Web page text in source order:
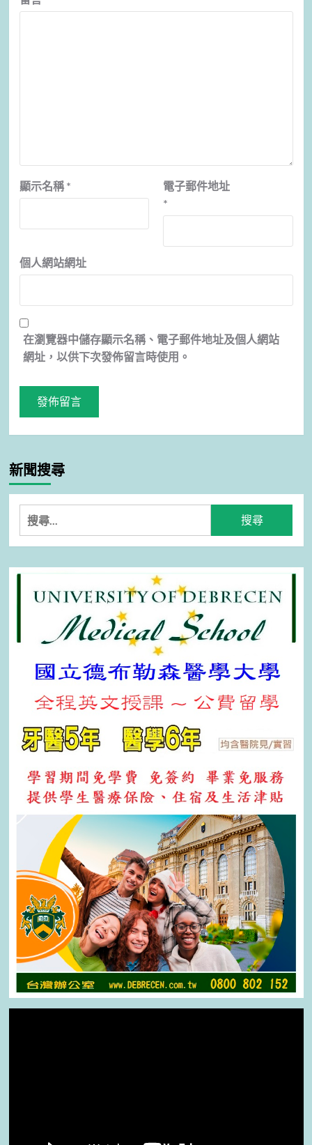
顯示名稱 *
電子郵件地址
*
個人網站網址
在瀏覽器中儲存顯示名稱、電子郵件地址及個人網站
網址，以供下次發佈留言時使用。
新聞搜尋
搜
尋
關
鍵